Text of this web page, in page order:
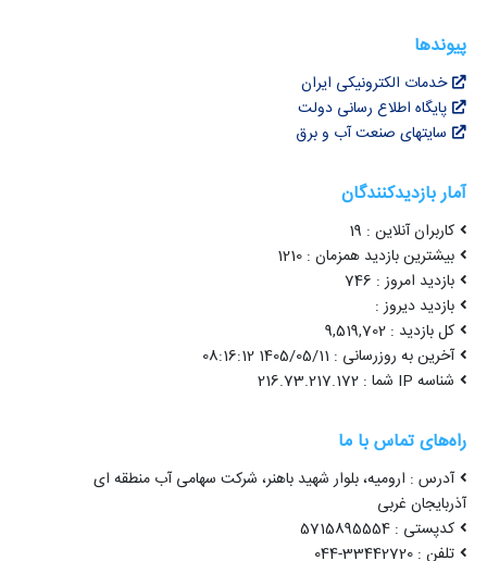
پیوندها
خدمات الکترونیکی ایران
پایگاه اطلاع رسانی دولت
سایتهای صنعت آب و برق
آمار بازدیدکنندگان
کاربران آنلاین : 19
بیشترین بازدید همزمان : 1210
بازدید امروز : 746
بازدید دیروز :
کل بازدید : 9,519,702
آخرین به روزرسانی : 1405/05/11 08:16:12
شناسه IP شما : 216.73.217.172
راه‌های تماس با ما
آدرس : ارومیه، بلوار شهید باهنر، شرکت سهامی آب منطقه ای
آذربایجان غربی
کدپستی : 5715895554
تلفن : 33442720-044